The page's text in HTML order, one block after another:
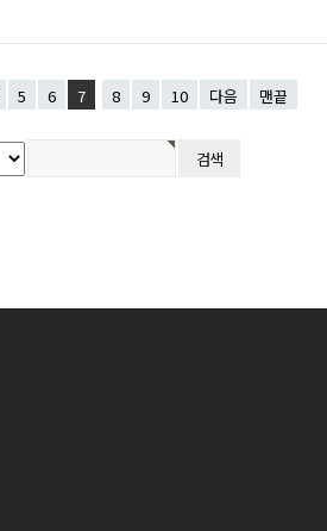
5 6 7 8 9 10 다음 맨끝